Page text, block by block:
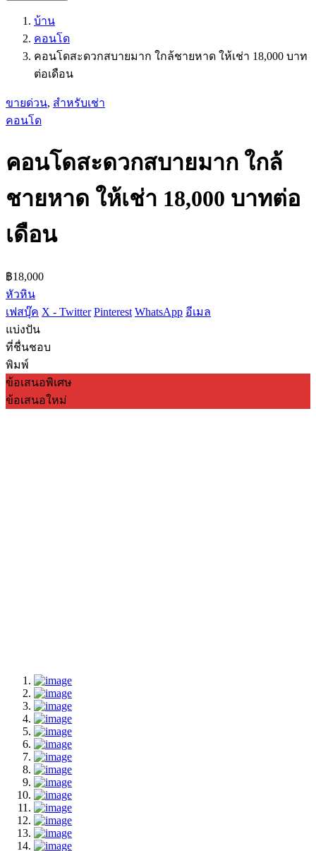
บ้าน
คอนโด
คอนโดสะดวกสบายมาก ใกล้ชายหาด ให้เช่า 18,000 บาท
ต่อเดือน
ขายด่วน, สำหรับเช่า
คอนโด
คอนโดสะดวกสบายมาก ใกล้
ชายหาด ให้เช่า 18,000 บาทต่อ
เดือน
฿18,000
หัวหิน
เฟสบุ๊ค X - Twitter Pinterest WhatsApp อีเมล
แบ่งปัน
ที่ชื่นชอบ
พิมพ์
ข้อเสนอพิเศษ
ข้อเสนอใหม่